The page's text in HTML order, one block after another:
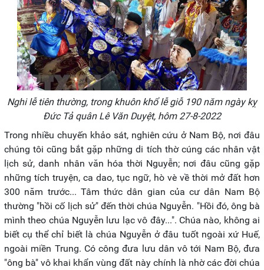
Nghi lễ tiên thường, trong khuôn khổ lễ giỗ 190 năm ngày kỵ
Đức Tả quân Lê Văn Duyệt, hôm 27-8-2022
Trong nhiều chuyến khảo sát, nghiên cứu ở Nam Bộ, nơi đâu
chúng tôi cũng bắt gặp những di tích thờ cúng các nhân vật
lịch sử, danh nhân văn hóa thời Nguyễn; nơi đâu cũng gặp
những tích truyện, ca dao, tục ngữ, hò vè về thời mở đất hơn
300 năm trước... Tâm thức dân gian của cư dân Nam Bộ
thường "hồi cố lịch sử" đến thời chúa Nguyễn. "Hồi đó, ông bà
mình theo chúa Nguyễn lưu lạc vô đây...". Chúa nào, không ai
biết cụ thể chỉ biết là chúa Nguyễn ở đâu tuốt ngoài xứ Huế,
ngoài miền Trung. Có công đưa lưu dân vô tới Nam Bộ, đưa
"ông bà" vô khai khẩn vùng đất này chính là nhờ các đời chúa